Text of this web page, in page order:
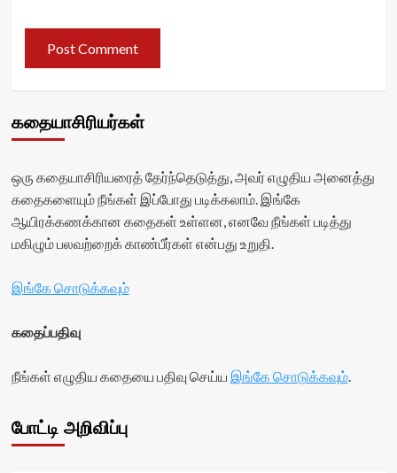
கதையாசிரியர்கள்
ஒரு கதையாசிரியரைத் தேர்ந்தெடுத்து, அவர் எழுதிய அனைத்து
கதைகளையும் நீங்கள் இப்போது படிக்கலாம். இங்கே
ஆயிரக்கணக்கான கதைகள் உள்ளன, எனவே நீங்கள் படித்து
மகிழும் பலவற்றைக் காண்பீர்கள் என்பது உறுதி.
இங்கே சொடுக்கவும்
கதைப்பதிவு
நீங்கள் எழுதிய கதையை பதிவு செய்ய இங்கே சொடுக்கவும்.
போட்டி அறிவிப்பு